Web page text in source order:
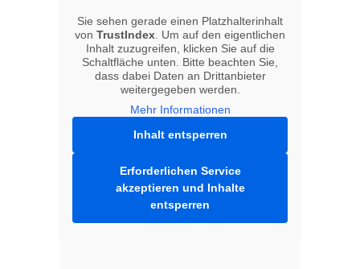
Sie sehen gerade einen Platzhalterinhalt
von TrustIndex. Um auf den eigentlichen
Inhalt zuzugreifen, klicken Sie auf die
Schaltfläche unten. Bitte beachten Sie,
dass dabei Daten an Drittanbieter
weitergegeben werden.
Mehr Informationen
Inhalt entsperren
Erforderlichen Service
akzeptieren und Inhalte
entsperren